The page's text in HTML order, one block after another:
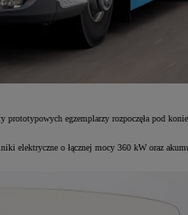
egzemplarzy rozpoczęła pod
elektryczne o łącznej mocy 360 kW oraz